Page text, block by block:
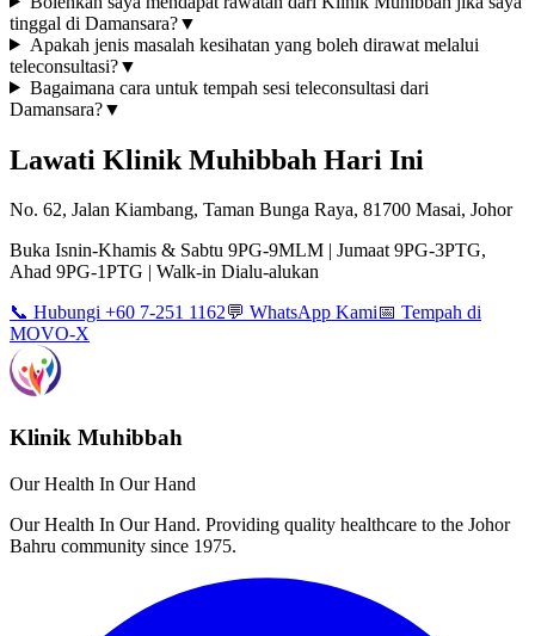
tinggal di Damansara?▼
Apakah jenis masalah kesihatan yang boleh dirawat melalui
teleconsultasi?▼
Bagaimana cara untuk tempah sesi teleconsultasi dari
Damansara?▼
Lawati Klinik Muhibbah Hari Ini
No. 62, Jalan Kiambang, Taman Bunga Raya, 81700 Masai, Johor
Buka Isnin-Khamis & Sabtu 9PG-9MLM | Jumaat 9PG-3PTG,
Ahad 9PG-1PTG | Walk-in Dialu-alukan
📞 Hubungi +60 7-251 1162💬 WhatsApp Kami📅 Tempah di
MOVO-X
Klinik Muhibbah
Our Health In Our Hand
Our Health In Our Hand. Providing quality healthcare to the Johor
Bahru community since 1975.